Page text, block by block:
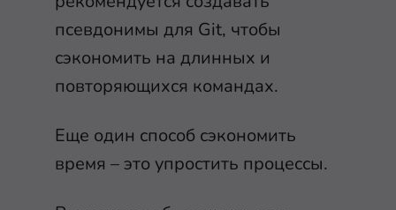
псевдонимы для Git, чтобы
сэкономить на длинных и
повторяющихся командах.
Еще один способ сэкономить
время – это упростить процессы.